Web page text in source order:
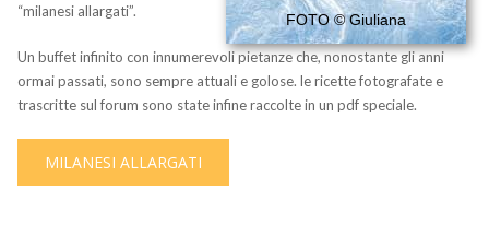
FOTO © Giuliana
“milanesi allargati”.
Un buffet infinito con innumerevoli pietanze che, nonostante gli anni
ormai passati, sono sempre attuali e golose. le ricette fotografate e
trascritte sul forum sono state infine raccolte in un pdf speciale.
MILANESI ALLARGATI